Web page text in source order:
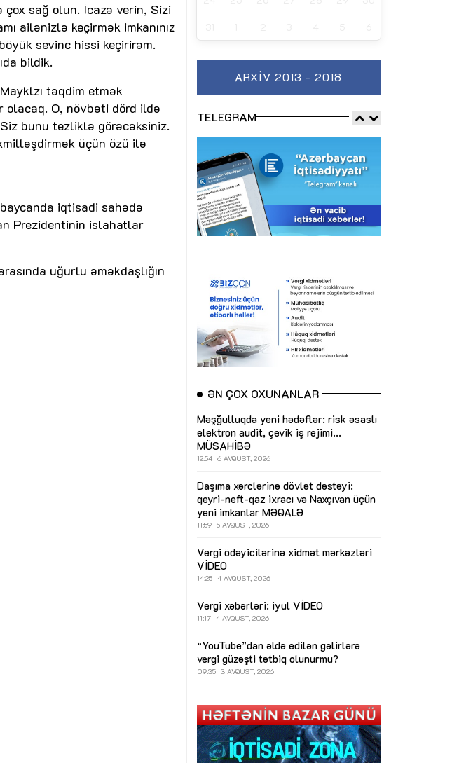
çox sağ olun. İcazə verin, Sizi
ailənizlə keçirmək imkanınız
sevinc hissi keçirirəm.
bildik.
təqdim etmək
olacaq. O, növbəti dörd ildə
bunu tezliklə görəcəksiniz.
üçün özü ilə
iqtisadi sahədə
Prezidentinin islahatlar
uğurlu əməkdaşlığın
ARXIV 2013 - 2018
TELEGRAM
ƏN ÇOX OXUNANLAR
Məşğulluqda yeni hədəflər: risk əsaslı
elektron audit, çevik iş rejimi...
MÜSAHİBƏ
12:54 6 AVQUST, 2026
Daşıma xərclərinə dövlət dəstəyi:
qeyri-neft-qaz ixracı və Naxçıvan üçün
yeni imkanlar MƏQALƏ
11:59 5 AVQUST, 2026
Vergi ödəyicilərinə xidmət mərkəzləri
VİDEO
14:25 4 AVQUST, 2026
Vergi xəbərləri: iyul VİDEO
11:17 4 AVQUST, 2026
“YouTube”dan əldə edilən gəlirlərə
vergi güzəşti tətbiq olunurmu?
09:35 3 AVQUST, 2026